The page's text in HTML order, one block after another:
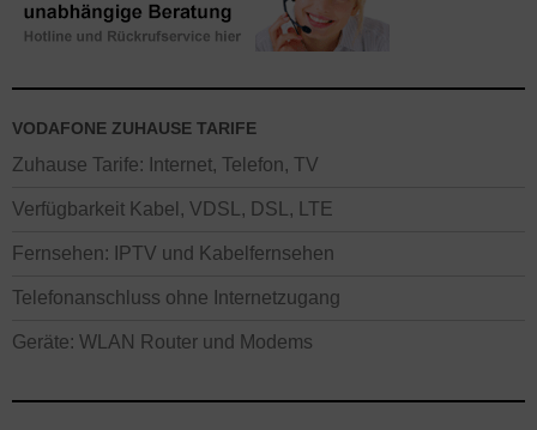
VODAFONE ZUHAUSE TARIFE
Zuhause Tarife: Internet, Telefon, TV
Verfügbarkeit Kabel, VDSL, DSL, LTE
Fernsehen: IPTV und Kabelfernsehen
Telefonanschluss ohne Internetzugang
Geräte: WLAN Router und Modems